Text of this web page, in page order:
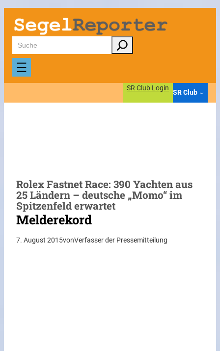
Zum
Inhalt
springen
Suchen
SR Club Login
SR Club
Rolex Fastnet Race: 390 Yachten aus
25 Ländern – deutsche „Momo“ im
Spitzenfeld erwartet
Melderekord
7. August 2015vonVerfasser der Pressemitteilung